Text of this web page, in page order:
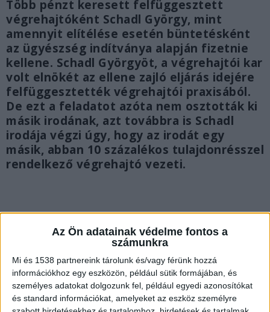
Az Ön adatainak védelme fontos a
számunkra
Mi és 1538 partnereink tárolunk és/vagy férünk hozzá
információkhoz egy eszközön, például sütik formájában, és
személyes adatokat dolgozunk fel, például egyedi azonosítókat
és standard információkat, amelyeket az eszköz személyre
Több pénzt keresett felfüggesztett
végrehajtóként Schadl György, mint
amennyit elítélése esetén büntetésként
az ügyészség indítványa alapján fizetnie
kellene. Schadl Györgyöt, a végrehajtói kar
volt elnökét az ellene zajló eljárás idejére
felfüggesztették végrehajtói praxisából.
De ezt a feladatot azóta nem osztották ki
másik irodának, azt továbbra is Schadl
irodája végzi úgy, hogy az irodát egy
másik, abban 10 százalékos tulajdonrésszel
rendelkező végrehajtó vezeti.